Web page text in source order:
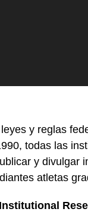
y reglas
todas las
y divulgar
atletas